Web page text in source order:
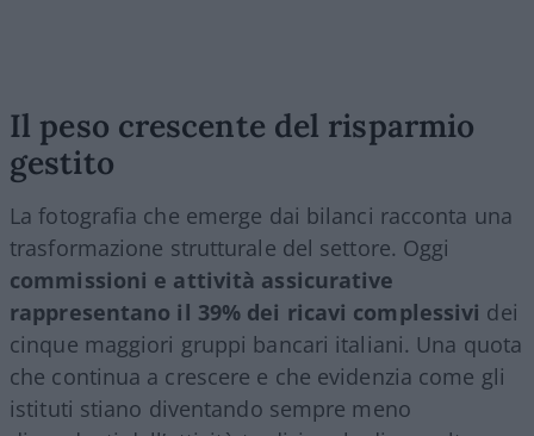
Il peso crescente del risparmio
gestito
La fotografia che emerge dai bilanci racconta una
trasformazione strutturale del settore. Oggi
commissioni e attività assicurative
rappresentano il 39% dei ricavi complessivi dei
cinque maggiori gruppi bancari italiani. Una quota
che continua a crescere e che evidenzia come gli
istituti stiano diventando sempre meno